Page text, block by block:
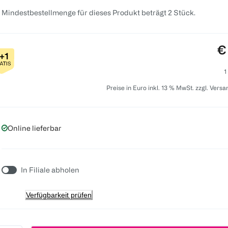
Mindestbestellmenge für dieses Produkt beträgt 2 Stück.
€
Preise in Euro inkl. 13 % MwSt. zzgl.
Online lieferbar
In Filiale abholen
Verfügbarkeit prüfen